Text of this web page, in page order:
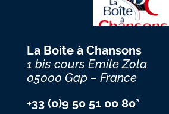
La Boite à Chansons
1 bis cours Emile Zola
05000 Gap – France
+33 (0)9 50 51 00 80*